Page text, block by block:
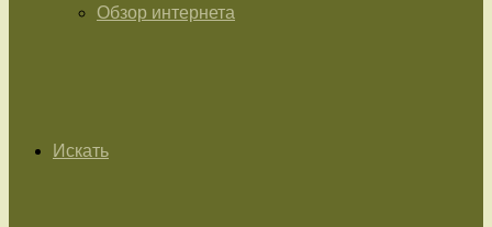
Обзор интернета
Искать